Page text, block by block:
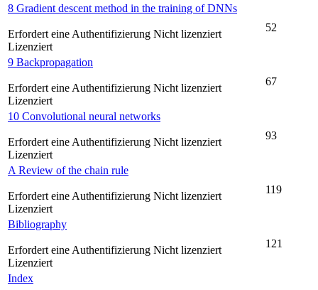
8 Gradient descent method in the training of DNNs
Erfordert eine Authentifizierung Nicht lizenziert
Lizenziert
52
9 Backpropagation
Erfordert eine Authentifizierung Nicht lizenziert
Lizenziert
67
10 Convolutional neural networks
Erfordert eine Authentifizierung Nicht lizenziert
Lizenziert
93
A Review of the chain rule
Erfordert eine Authentifizierung Nicht lizenziert
Lizenziert
119
Bibliography
Erfordert eine Authentifizierung Nicht lizenziert
Lizenziert
121
Index